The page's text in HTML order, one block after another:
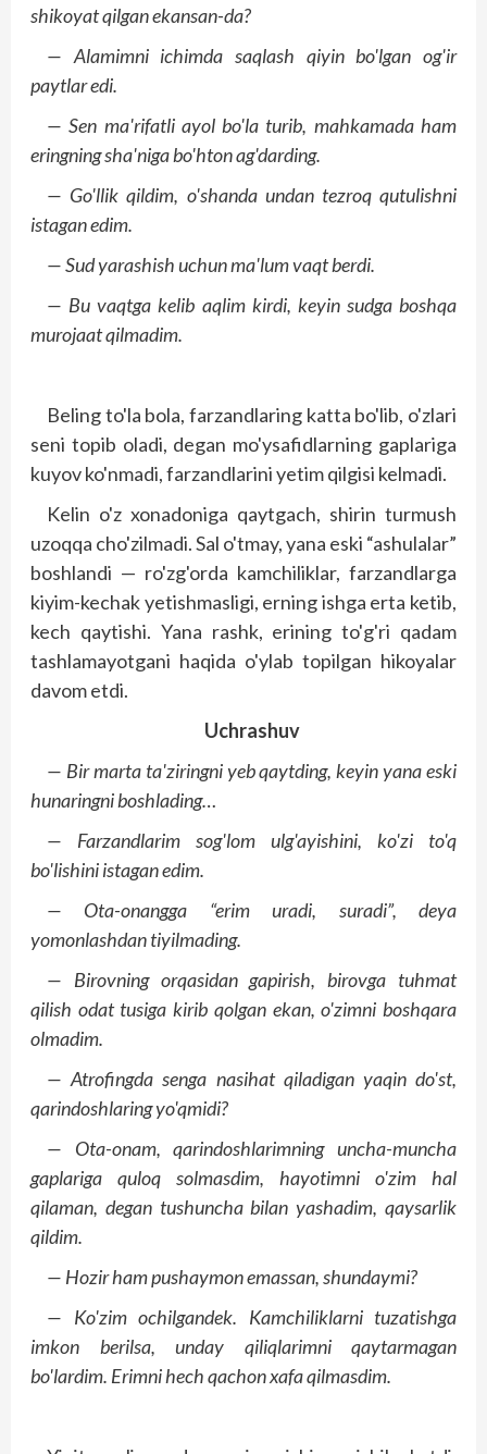
shikoyat qilgan ekansan-da?
— Alamimni ichimda saqlash qiyin bo'lgan og'ir
paytlar edi.
— Sen ma'rifatli ayol bo'la turib, mahkamada ham
eringning sha'niga bo'hton ag'darding.
— Go'llik qildim, o'shanda undan tezroq qutulishni
istagan edim.
— Sud yarashish uchun ma'lum vaqt berdi.
— Bu vaqtga kelib aqlim kirdi, keyin sudga boshqa
murojaat qilmadim.
Beling to'la bola, farzandlaring katta bo'lib, o'zlari
seni topib oladi, degan mo'ysafidlarning gaplariga
kuyov ko'nmadi, farzandlarini yetim qilgisi kelmadi.
Kelin o'z xonadoniga qaytgach, shirin turmush
uzoqqa cho'zilmadi. Sal o'tmay, yana eski “ashulalar”
boshlandi — ro'zg'orda kamchiliklar, farzandlarga
kiyim-kechak yetishmasligi, erning ishga erta ketib,
kech qaytishi. Yana rashk, erining to'g'ri qadam
tashlamayotgani haqida o'ylab topilgan hikoyalar
davom etdi.
Uchrashuv
— Bir marta ta'ziringni yeb qaytding, keyin yana eski
hunaringni boshlading…
— Farzandlarim sog'lom ulg'ayishini, ko'zi to'q
bo'lishini istagan edim.
— Ota-onangga “erim uradi, suradi”, deya
yomonlashdan tiyilmading.
— Birovning orqasidan gapirish, birovga tuhmat
qilish odat tusiga kirib qolgan ekan, o'zimni boshqara
olmadim.
— Atrofingda senga nasihat qiladigan yaqin do'st,
qarindoshlaring yo'qmidi?
— Ota-onam, qarindoshlarimning uncha-muncha
gaplariga quloq solmasdim, hayotimni o'zim hal
qilaman, degan tushuncha bilan yashadim, qaysarlik
qildim.
— Hozir ham pushaymon emassan, shundaymi?
— Ko'zim ochilgandek. Kamchiliklarni tuzatishga
imkon berilsa, unday qiliqlarimni qaytarmagan
bo'lardim. Erimni hech qachon xafa qilmasdim.